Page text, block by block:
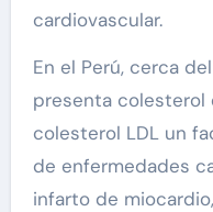
cardiovascular.
En el Perú, cerca
presenta colesterol
colesterol LDL un
de enfermedades
infarto de